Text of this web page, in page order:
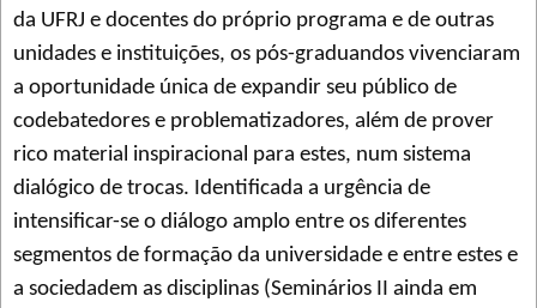
da UFRJ e docentes do próprio programa e de outras
unidades e instituições, os pós-graduandos vivenciaram
a oportunidade única de expandir seu público de
codebatedores e problematizadores, além de prover
rico material inspiracional para estes, num sistema
dialógico de trocas. Identificada a urgência de
intensificar-se o diálogo amplo entre os diferentes
segmentos de formação da universidade e entre estes e
a sociedadem as disciplinas (Seminários II ainda em